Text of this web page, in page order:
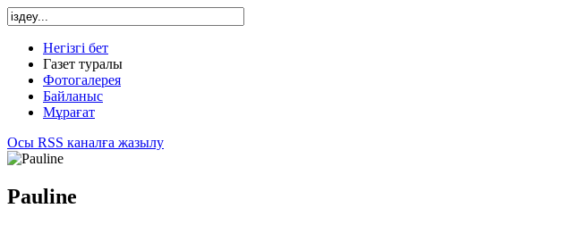
Негізгі бет
Газет туралы
Фотогалерея
Байланыс
Мұрағат
Осы RSS каналға жазылу
Pauline